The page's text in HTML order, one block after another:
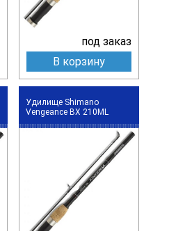
под заказ
В корзину
Удилище Shimano
Vengeance BX 210ML